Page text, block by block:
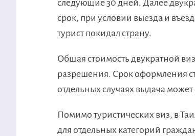
следующие 30 дней. Далее
срок, при условии выезда и
турист покидал страну.
Общая стоимость двукратной
разрешения. Срок оформления
отдельных случаях выдача может
Помимо туристических виз, в
для отдельных категорий